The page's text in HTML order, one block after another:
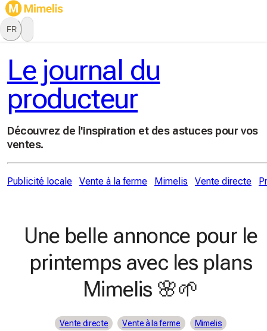
FR
Le journal du
producteur
Découvrez de l'inspiration et des astuces pour vos
ventes.
Publicité locale Vente à la ferme Mimelis Vente directe
Une belle annonce pour le
printemps avec les plans
Mimelis 🌸🌱
Vente directe Vente à la ferme Mimelis